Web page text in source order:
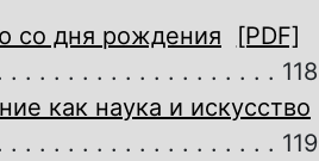
со дня рождения
[PDF]
118
как наука и искусство
119